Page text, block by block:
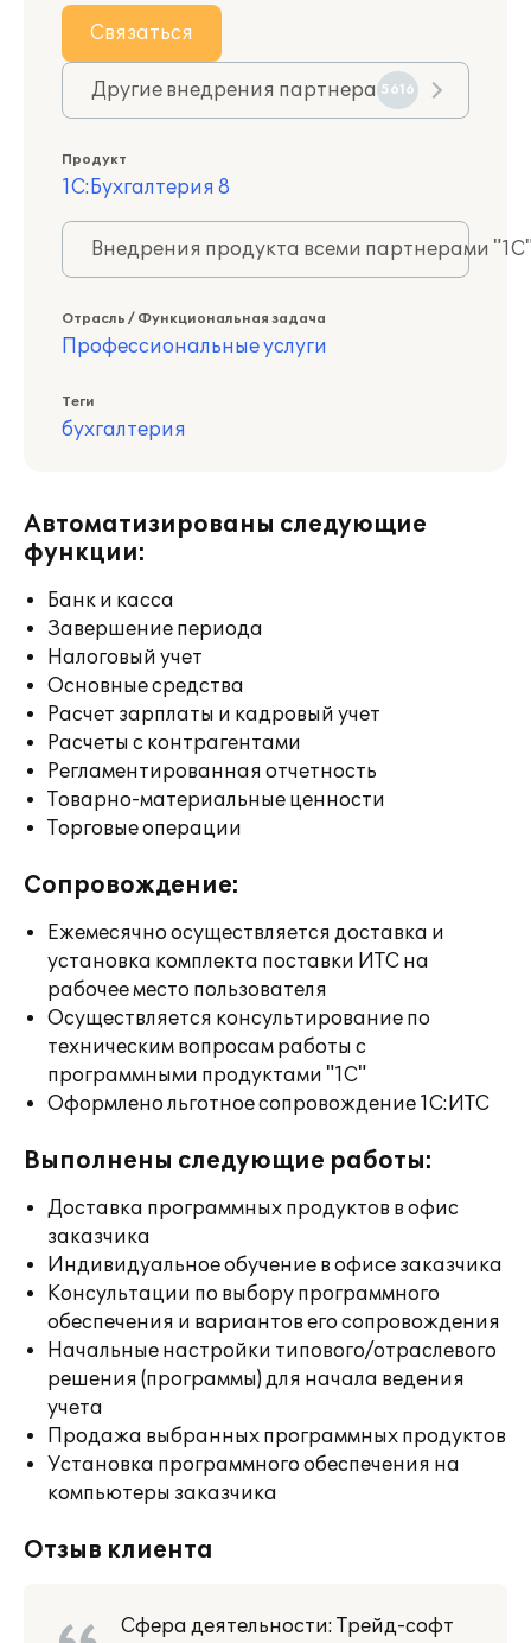
Связаться
Другие внедрения партнера 5616
Продукт
1С:Бухгалтерия 8
Внедрения продукта всеми партнерами
Отрасль / Функциональная задача
Профессиональные услуги
Теги
бухгалтерия
Автоматизированы следующие
функции:
Банк и касса
Завершение периода
Налоговый учет
Основные средства
Расчет зарплаты и кадровый учет
Расчеты с контрагентами
Регламентированная отчетность
Товарно-материальные ценности
Торговые операции
Сопровождение:
Ежемесячно осуществляется доставка и
установка комплекта поставки ИТС на
рабочее место пользователя
Осуществляется консультирование по
техническим вопросам работы с
программными продуктами "1С"
Оформлено льготное сопровождение 1С:ИТС
Выполнены следующие работы:
Доставка программных продуктов в офис
заказчика
Индивидуальное обучение в офисе заказчика
Консультации по выбору программного
обеспечения и вариантов его сопровождения
Начальные настройки типового/отраслевого
решения (программы) для начала ведения
учета
Продажа выбранных программных продуктов
Установка программного обеспечения на
компьютеры заказчика
Отзыв клиента
Сфера деятельности: Трейд-софт